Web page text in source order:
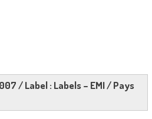
/ Label : Labels – EMI / Pays